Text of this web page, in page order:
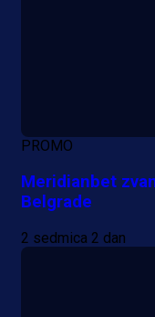
PROMO
Meridianbet
Belgrade
2 sedmica 2 dan